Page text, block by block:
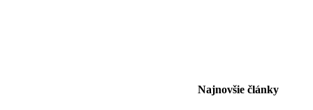
Najnovšie články